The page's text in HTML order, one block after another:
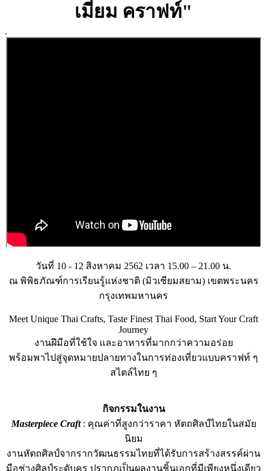
เมี่ยม คราฟท์"
.
วันที่ 10 - 12 สิงหาคม 2562 เวลา 15.00 – 21.00 น.
ณ พิพิธภัณฑ์การเรียนรู้แห่งชาติ (มิวเซียมสยาม) เขตพระนคร
กรุงเทพมหานคร
Meet Unique Thai Crafts, Taste Finest Thai Food, Start Your Craft
Journey
งานฝีมือที่ใช้ใจ และอาหารที่มากกว่าความอร่อย
พร้อมพาไปสู่จุดหมายปลายทางในการท่องเที่ยวแบบคราฟท์ ๆ
สไตล์ไทย ๆ
กิจกรรมในงาน
Masterpiece Craft : คุณค่าที่สูงกว่าราคา หัตถศิลป์ไทยในสมัย
นิยม
งานหัตถศิลป์จากรากวัฒนธรรมไทยที่ได้รับการสร้างสรรค์ผ่าน
มือช่างศิลป์ระดับครู ปรากฏเป็นผลงานชิ้นเอกที่มีเพียงหนึ่งเดียว